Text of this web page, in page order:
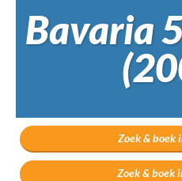
Bavaria
Zoek & boek
Zoek & boek